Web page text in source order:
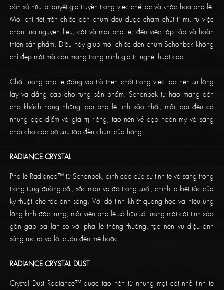
còn sở hữu bí quyết gia truyền trong việc chế tác và khắc họa pha lê.
Mỗi chi tiết trên chiếc đèn chùm đều được chăm chút tỉ mỉ, từ việc
chọn lựa nguyên liệu, cắt và mài pha lê, đến việc lắp ráp và hoàn
thiện sản phẩm. Điều này giúp mỗi chiếc đèn chùm Schonbek không
chỉ đẹp mắt mà còn mang trong mình giá trị nghệ thuật cao.
Chất lượng pha lê đóng vai trò then chốt trong việc tạo nên sự lộng
lẫy và đẳng cấp cho từng sản phẩm. Schonbek tự hào mang đến
cho khách hàng những loại pha lê tinh xảo nhất, mỗi loại đều có
những đặc điểm và giá trị riêng, tạo nên vẻ đẹp hoàn mỹ và sáng
chói cho các bộ sưu tập đèn chùm của hãng.
RADIANCE CRYSTAL
Pha lê Radiance™ từ Schonbek, đỉnh cao của sự tinh tế và sang trọng
trong từng đường cắt, sắc màu và độ trong suốt, chính là kiệt tác của
kỹ thuật chế tác ánh sáng. Với độ tinh khiết quang học và hiệu ứng
lăng kính đặc trưng, mỗi viên pha lê sở hữu số lượng mặt cắt tinh xảo
gần gấp ba lần so với pha lê thông thường, tạo nên vũ điệu ánh
sáng rực rỡ và lôi cuốn đến mê hoặc.
RADIANCE CRYSTAL DUST
Crystal Dust Radiance™ được tạo nên từ những mặt cắt nhỏ tinh tế